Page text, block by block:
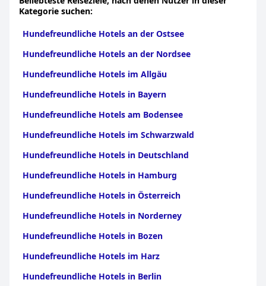
Kategorie suchen:
Hundefreundliche Hotels an der Ostsee
Hundefreundliche Hotels an der Nordsee
Hundefreundliche Hotels im Allgäu
Hundefreundliche Hotels in Bayern
Hundefreundliche Hotels am Bodensee
Hundefreundliche Hotels im Schwarzwald
Hundefreundliche Hotels in Deutschland
Hundefreundliche Hotels in Hamburg
Hundefreundliche Hotels in Österreich
Hundefreundliche Hotels in Norderney
Hundefreundliche Hotels in Bozen
Hundefreundliche Hotels im Harz
Hundefreundliche Hotels in Berlin